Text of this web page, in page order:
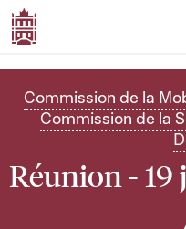
Commission de la
Commission de la
Réunion - 19